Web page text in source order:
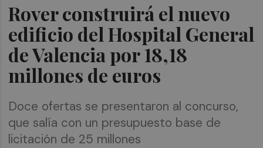
Rover construirá el nuevo
edificio del Hospital General
de Valencia por 18,18
millones de euros
Doce ofertas se presentaron al concurso,
que salía con un presupuesto base de
licitación de 25 millones